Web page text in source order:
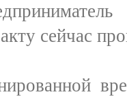
сейчас